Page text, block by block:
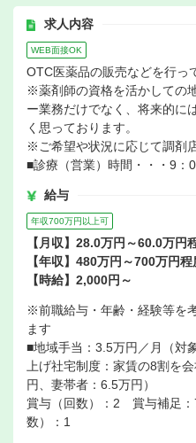
求人内容
WEB面接OK
OTC医薬品の販売などを行っ
※薬剤師の資格を活かしての
ー業務だけでなく、将来的に
く思っております。
※ご希望や状況に応じて調剤
■診療（営業）時間・・・9：
給与
年収700万円以上可
【月収】28.0万円～60.0万円
【年収】480万円～700万円
【時給】2,000円～
※前職給与・年齢・経験等を
ます
■地域手当：3.5万円／月（対
上げ社宅制度：家賃の8割を
円、妻帯者：6.5万円）
賞与（回数）：2 賞与補足
数）：1